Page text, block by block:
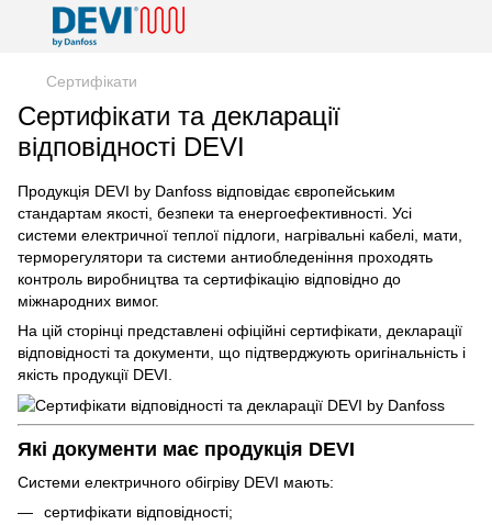
Сертифікати
Сертифікати та декларації
відповідності DEVI
Продукція DEVI by Danfoss відповідає європейським
стандартам якості, безпеки та енергоефективності. Усі
системи електричної теплої підлоги, нагрівальні кабелі, мати,
терморегулятори та системи антиобледеніння проходять
контроль виробництва та сертифікацію відповідно до
міжнародних вимог.
На цій сторінці представлені офіційні сертифікати, декларації
відповідності та документи, що підтверджують оригінальність і
якість продукції DEVI.
Які документи має продукція DEVI
Системи електричного обігріву DEVI мають:
сертифікати відповідності;